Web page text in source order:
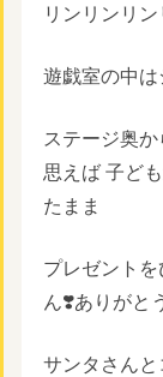
リンリンリ
遊戯室の中は
ステージ奥
思えば 子ど
たまま
プレゼント
ん❣️ありがと
サンタさん